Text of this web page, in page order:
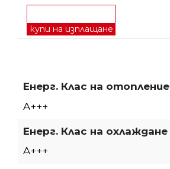
купи на изплащане
Енерг. Клас на отопление
A+++
Енерг. Клас на охлаждане
A+++